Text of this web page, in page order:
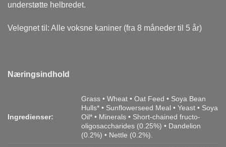
understøtte helbredet.
Velegnet til: Alle voksne kaniner (fra 8 måneder til 5 år)
Næringsindhold
Ingredienser:
Grass • Wheat • Oat Feed • Soya Bean
Hulls* • Sunflowerseed Meal • Yeast • Soya
Oil* • Minerals • Short-chained fructo-
oligosaccharides (0.25%) • Dandelion
(0.2%) • Nettle (0.2%).